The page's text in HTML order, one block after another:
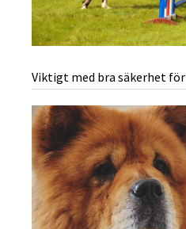
Viktigt med bra säkerhet